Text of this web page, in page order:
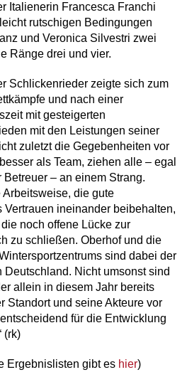
Italienerin Francesca Franchi
rutschigen Bedingungen
und Veronica Silvestri zwei
Ränge drei und vier.
Schlickenrieder zeigte sich zum
und nach einer
mit gesteigerten
mit den Leistungen seiner
zuletzt die Gegebenheiten vor
als Team, ziehen alle – egal
– an einem Strang.
die gute
Vertrauen ineinander beibehalten,
noch offene Lücke zur
zu schließen. Oberhof und die
sind dabei der
Deutschland. Nicht umsonst sind
allein in diesem Jahr bereits
Standort und seine Akteure vor
für die Entwicklung
(rk)
Ergebnislisten gibt es hier)